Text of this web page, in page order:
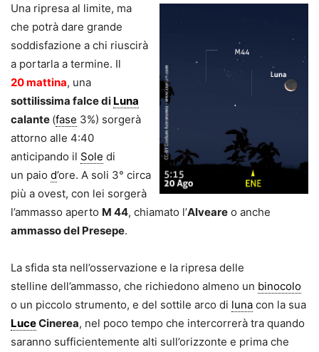
Una ripresa al limite, ma
che potrà dare grande
soddisfazione a chi riuscirà
a portarla a termine. Il
20 mattina, una
sottilissima falce di Luna
calante (fase 3%) sorgerà
attorno alle 4:40
anticipando il Sole di
un paio d’ore. A soli 3° circa
più a ovest, con lei sorgerà
l’ammasso aperto M 44, chiamato l’Alveare o anche
ammasso del Presepe.
La sfida sta nell’osservazione e la ripresa delle
stelline dell’ammasso, che richiedono almeno un binocolo
o un piccolo strumento, e del sottile arco di luna con la sua
LuceCinerea, nel poco tempo che intercorrerà tra quando
saranno sufficientemente alti sull’orizzonte e prima che